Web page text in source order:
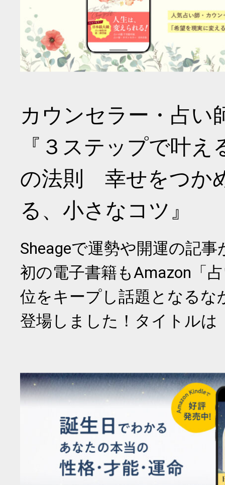
カウンセラー・占い
『３ステップで叶
の法則 幸せをつか
る、小さなコツ』
Sheageで運勢や開運の記
初の電子書籍もAmazon「
位をキープし話題となるな
登場しました！タイトルは